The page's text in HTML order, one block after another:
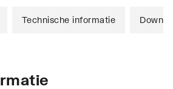
Technische informatie